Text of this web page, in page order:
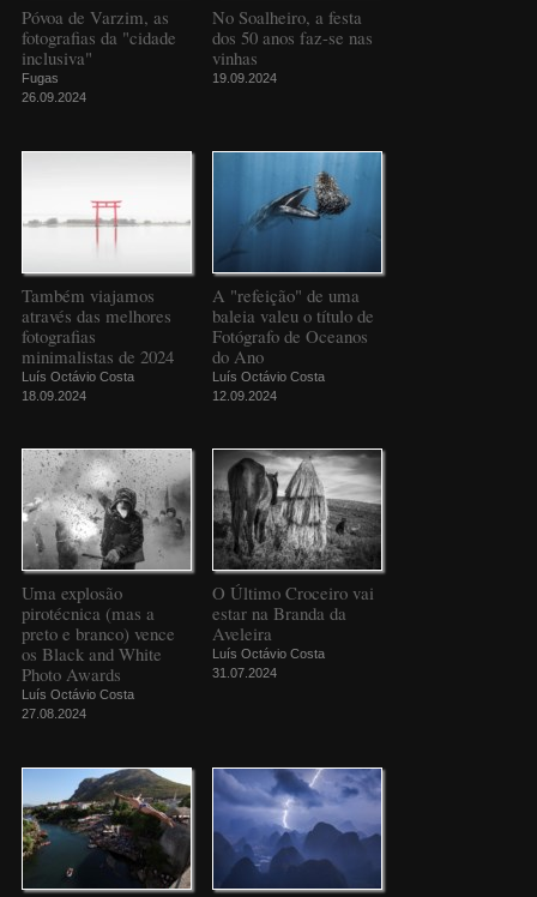
Póvoa de Varzim, as
fotografias da "cidade
inclusiva"
Fugas
26.09.2024
No Soalheiro, a festa
dos 50 anos faz-se nas
vinhas
19.09.2024
Também viajamos
através das melhores
fotografias
minimalistas de 2024
Luís Octávio Costa
18.09.2024
A "refeição" de uma
baleia valeu o título de
Fotógrafo de Oceanos
do Ano
Luís Octávio Costa
12.09.2024
Uma explosão
pirotécnica (mas a
preto e branco) vence
os Black and White
Photo Awards
Luís Octávio Costa
27.08.2024
O Último Croceiro vai
estar na Branda da
Aveleira
Luís Octávio Costa
31.07.2024